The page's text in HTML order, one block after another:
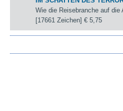
Wie die Reisebranche auf
[17661 Zeichen]€ 5,75